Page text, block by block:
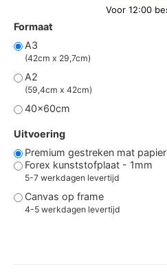
Formaat
A3
(42cm x 29,7cm)
A2
(59,4cm x 42cm)
40x60cm
Uitvoering
Premium gestreken mat papier
Forex kunststofplaat - 1mm
5-7 werkdagen levertijd
Canvas op frame
4-5 werkdagen levertijd